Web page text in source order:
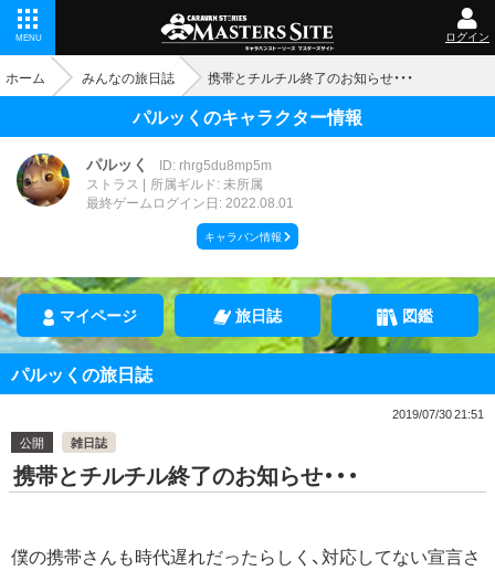
MENU ログイン
ホーム みんなの旅日誌 携帯とチルチル終了のお知らせ・・・
パルッくのキャラクター情報
パルッく
ID: rhrg5du8mp5m
ストラス
所属ギルド: 未所属
最終ゲームログイン日: 2022.08.01
キャラバン情報
マイページ 旅日誌 図鑑
パルッくの旅日誌
2019/07/30 21:51
公開
雑日誌
携帯とチルチル終了のお知らせ・・・
僕の携帯さんも時代遅れだったらしく、対応してない宣言さ